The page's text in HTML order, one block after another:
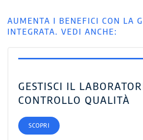
AUMENTA I BENEFICI CON LA
INTEGRATA. VEDI ANCHE:
GESTISCI IL
CONTROLLO QUALITÀ
SCOPRI